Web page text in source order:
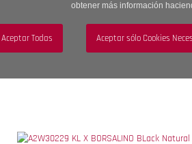
obtener más información
navigation
Menú